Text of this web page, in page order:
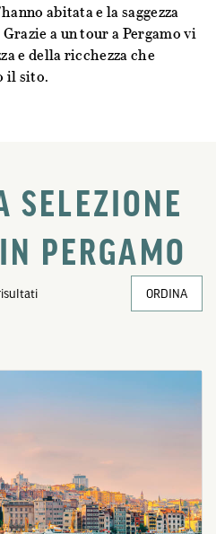
abitata e la saggezza
a un tour a Pergamo vi
e della ricchezza che
il sito.
SELEZIONE
PERGAMO
ORDINA